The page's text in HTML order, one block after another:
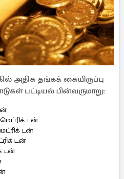
அதிக தங்கக் கையிருப்பு
பட்டியல் பின்வருமாறு:
டன்
டன்
டன்
டன்